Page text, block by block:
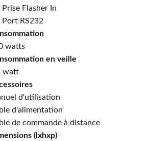
Prise Flasher In
Port RS232
watts
en veille
watt
d'utilisation
d'alimentation
de commande à distance
(lxhxp)